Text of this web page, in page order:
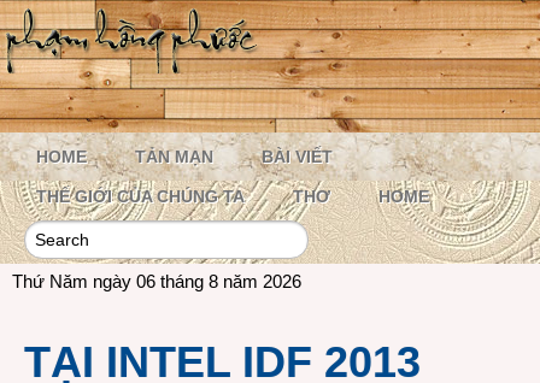
HOME TẢN MẠN BÀI VIẾT
THẾ GIỚI CỦA CHÚNG TA THƠ HOME
Thứ Năm ngày 06 tháng 8 năm 2026
TẠI INTEL IDF 2013